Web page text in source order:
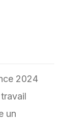
2024
un